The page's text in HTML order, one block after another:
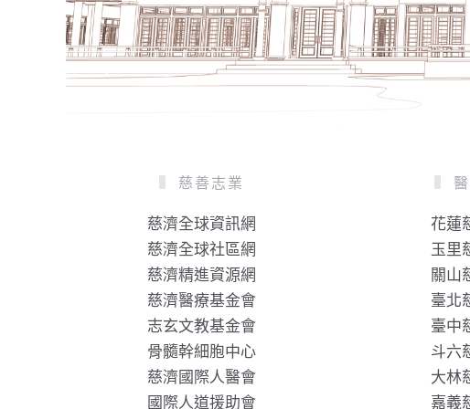
慈善志業
慈濟全球資訊網
慈濟全球社區網
慈濟精進資源網
慈濟醫療基金會
志玄文教基金會
骨髓幹細胞中心
慈濟國際人醫會
國際人道援助會
花蓮
玉里
關山
臺北
臺中
斗六
大林
嘉義